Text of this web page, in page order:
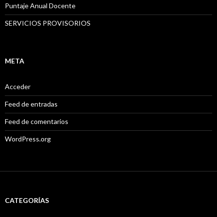
Puntaje Anual Docente
SERVICIOS PROVISORIOS
META
Acceder
Feed de entradas
Feed de comentarios
WordPress.org
CATEGORÍAS